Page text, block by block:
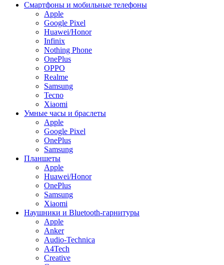
Смартфоны и мобильные телефоны
Apple
Google Pixel
Huawei/Honor
Infinix
Nothing Phone
OnePlus
OPPO
Realme
Samsung
Tecno
Xiaomi
Умные часы и браслеты
Apple
Google Pixel
OnePlus
Samsung
Планшеты
Apple
Huawei/Honor
OnePlus
Samsung
Xiaomi
Наушники и Bluetooth-гарнитуры
Apple
Anker
Audio-Technica
A4Tech
Creative